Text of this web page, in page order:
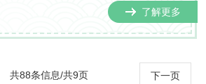
上演，邀您共赴一场传统文化的视听盛
了解更多
下一页
共88条信息/共9页